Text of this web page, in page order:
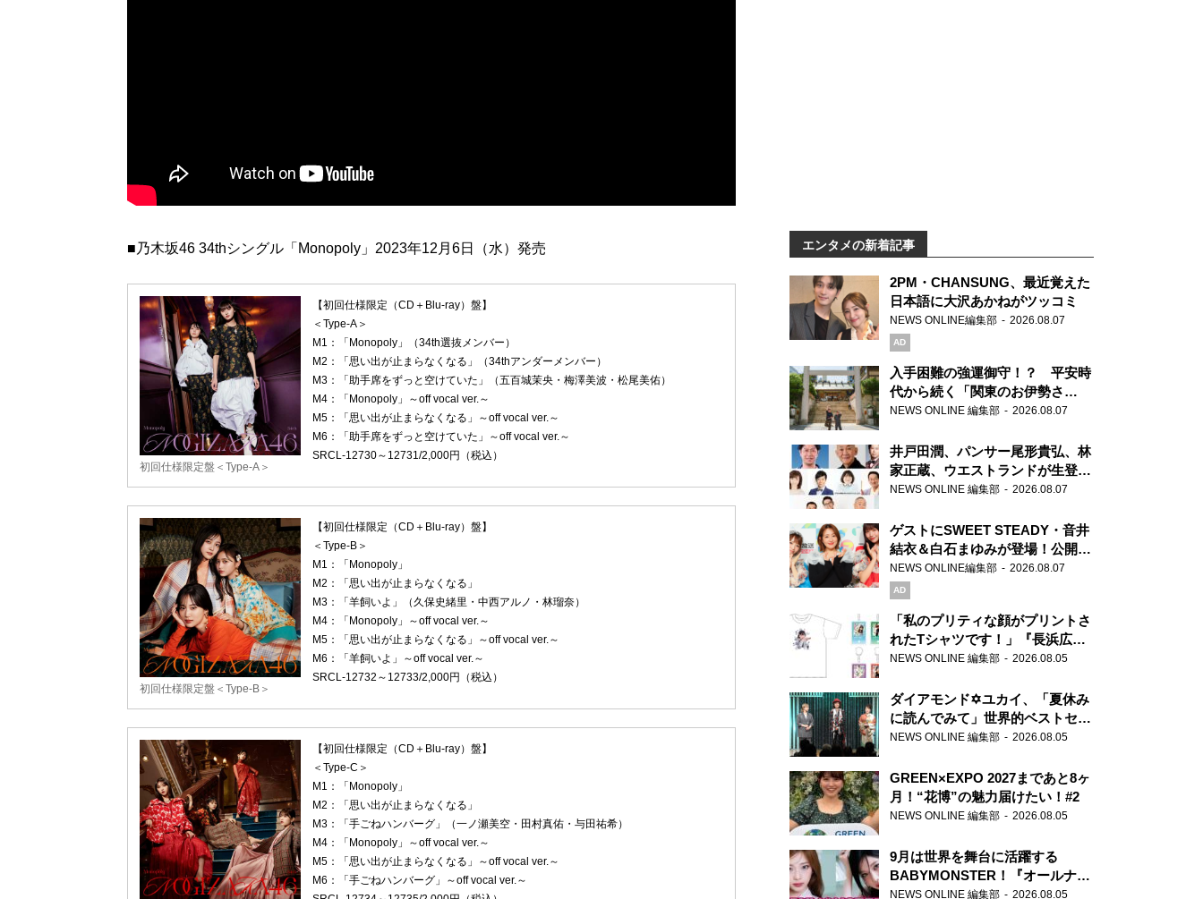
■乃木坂46 34thシングル「Monopoly」2023年12月6日（水）発売
初回仕様限定盤＜Type-A＞
【初回仕様限定（CD＋Blu-ray）盤】
＜Type-A＞
M1：「Monopoly」（34th選抜メンバー）
M2：「思い出が止まらなくなる」（34thアンダーメンバー）
M3：「助手席をずっと空けていた」（五百城茉央・梅澤美波・松尾美佑）
M4：「Monopoly」～off vocal ver.～
M5：「思い出が止まらなくなる」～off vocal ver.～
M6：「助手席をずっと空けていた」～off vocal ver.～
SRCL-12730～12731/2,000円（税込）
初回仕様限定盤＜Type-B＞
【初回仕様限定（CD＋Blu-ray）盤】
＜Type-B＞
M1：「Monopoly」
M2：「思い出が止まらなくなる」
M3：「羊飼いよ」（久保史緒里・中西アルノ・林瑠奈）
M4：「Monopoly」～off vocal ver.～
M5：「思い出が止まらなくなる」～off vocal ver.～
M6：「羊飼いよ」～off vocal ver.～
SRCL-12732～12733/2,000円（税込）
【初回仕様限定（CD＋Blu-ray）盤】
＜Type-C＞
M1：「Monopoly」
M2：「思い出が止まらなくなる」
M3：「手ごねハンバーグ」（一ノ瀬美空・田村真佑・与田祐希）
M4：「Monopoly」～off vocal ver.～
M5：「思い出が止まらなくなる」～off vocal ver.～
M6：「手ごねハンバーグ」～off vocal ver.～
エンタメの新着記事
2PM・CHANSUNG、最近覚えた
日本語に大沢あかねがツッコミ
NEWS ONLINE編集部 2026.08.07
AD
入手困難の強運御守！？ 平安時
代から続く「関東のお伊勢さ
ま」、芝大神宮にてランパンプス
NEWS ONLINE 編集部 2026.08.07
井戸田潤、パンサー尾形貴弘、林
家正蔵、ウエストランドが生登
場！『ラジオビバリー昼ズ』
NEWS ONLINE 編集部 2026.08.07
ゲストにSWEET STEADY・音井
結衣＆白石まゆみが登場！公開収
録で素顔全開！
NEWS ONLINE編集部 2026.08.07
AD
「私のプリティな顔がプリントさ
れたTシャツです！」『長浜広奈
天下無双』初の番組グッズ発売
NEWS ONLINE 編集部 2026.08.05
ダイアモンド✡ユカイ、「夏休み
に読んでみて」世界的ベストセラ
ー『アナスタシア』を紹介
NEWS ONLINE 編集部 2026.08.05
GREEN×EXPO 2027まであと8ヶ
月！“花博”の魅力届けたい！#2
NEWS ONLINE 編集部 2026.08.05
9月は世界を舞台に活躍する
BABYMONSTER！『オールナイ
トニッポンPODCAST』月替わり
NEWS ONLINE 編集部 2026.08.05